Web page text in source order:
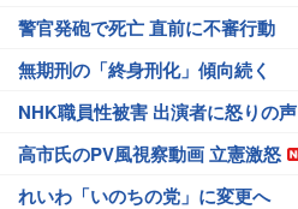
警官発砲で死亡 直前に不審行動
無期刑の「終身刑化」傾向続く
NHK職員性被害 出演者に怒りの声
高市氏のPV風視察動画 立憲激怒
れいわ「いのちの党」に変更へ